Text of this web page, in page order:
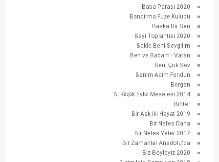
Baba Parasi 2020
Bandirma Fuze Kulubu
Baska Bir Sen
Bayi Toplantisi 2020
Bekle Beni Sevgilim
Ben ve Babam - Vatan
Beni Çok Sev
Benim Adim Feridun
Bergen
Bi Küçük Eylül Meselesi 2014
Bihter
Bir Ask iki Hayat 2019
Bir Nefes Daha
Bir Nefes Yeter 2017
Bir Zamanlar Anadolu'da
Biz Boyleyiz 2020